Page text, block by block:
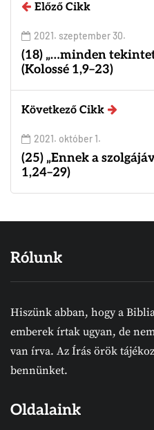
Előző Cikk
2021. szeptember 30.
(18) „…minden
(Kolossé 1,9–23)
Következő Cikk
2021. október 1.
(25) „Ennek a
1,24–29)
Rólunk
Hiszünk abban, hogy a
emberek írtak ugyan, de
van írva. Az Írás örök
bennünket.
Oldalaink